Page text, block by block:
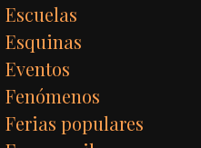
Escuelas
Esquinas
Eventos
Fenómenos
Ferias populares